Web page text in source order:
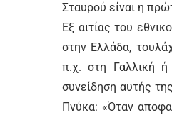
Σταυρού είναι η
Εξ αιτίας του
στην Ελλάδα,
π.χ. στη Γαλλική ή
συνείδηση αυτής
Πνύκα: «Όταν